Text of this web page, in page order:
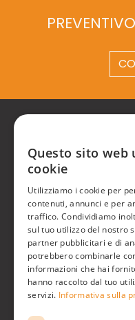
P.zzale
Phone
E-mail
P. IVA /
Copyright © Real
Questo sito web
cookie
Utilizziamo i cookie per
contenuti, annunci e per
traffico. Condividiamo
sul tuo utilizzo del nostro
partner pubblicitari e di
potrebbero combinarle
informazioni che hai
hanno raccolto dal tuo
servizi. Informativa sulla